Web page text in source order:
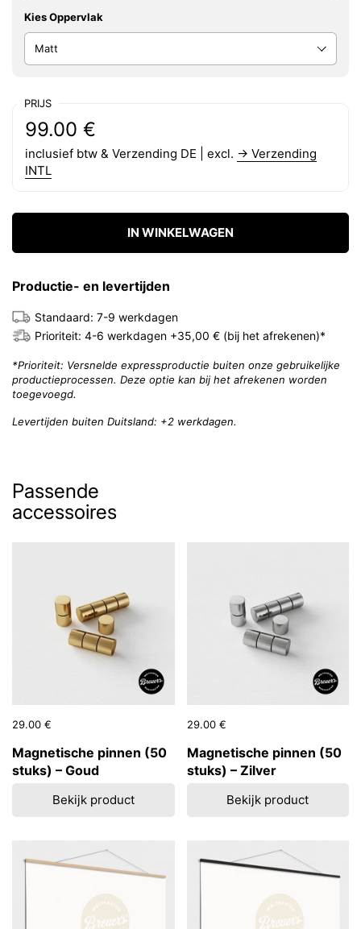
Kies Oppervlak
PRIJS
Prijs:
99.00 €
Reguliere prijs:
inclusief btw & Verzending DE | excl. → Verzending
INTL
IN WINKELWAGEN
Productie- en levertijden
Standaard: 7-9 werkdagen
Prioriteit: 4-6 werkdagen +35,00 € (bij het afrekenen)*
*Prioriteit: Versnelde expressproductie buiten onze gebruikelijke
productieprocessen. Deze optie kan bij het afrekenen worden
toegevoegd.
Levertijden buiten Duitsland: +2 werkdagen.
Passende
accessoires
Prijs:
29.00 €
Magnetische pinnen (50
stuks) – Goud
Bekijk product
Prijs:
29.00 €
Magnetische pinnen (50
stuks) – Zilver
Bekijk product